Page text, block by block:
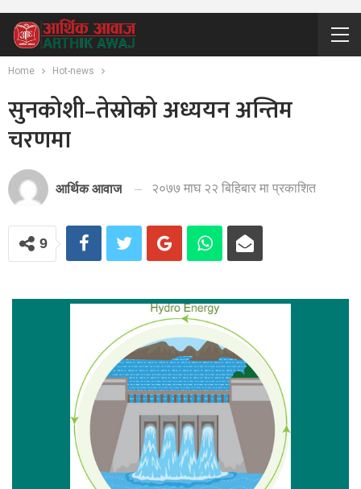
Home Hot-news
सुनकोशी–तेस्रोको अध्ययन अन्तिम
चरणमा
आर्थिक आवाज २०७७ माघ २२ बिहिबार मा प्रकाशित
9